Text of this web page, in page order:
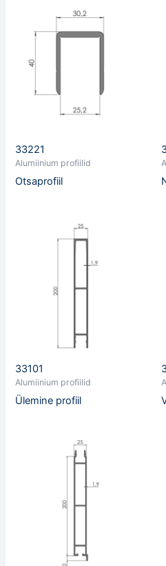
33221
Alumiinium profiilid
Otsaprofiil
33101
Alumiinium profiilid
Ülemine profiil